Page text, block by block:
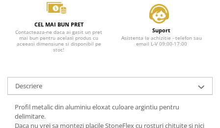
CEL MAI BUN PRET
Contacteaza-ne daca ai gasit un pret
mai bun pentru acelasi produs cu
aceeasi dimensiune si disponibil pe
stoc!
Suport
Asistenta la achizitie - telefon sau
email L-V 09:00-17:00
Descriere
Profil metalic din aluminiu eloxat culoare argintiu pentru
delimitare.
Daca nu vrei sa montezi placile StoneFlex cu rosturi chituite si nici